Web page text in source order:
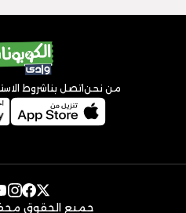
من نحن اتصل بنا شروط
جميع الحقوق